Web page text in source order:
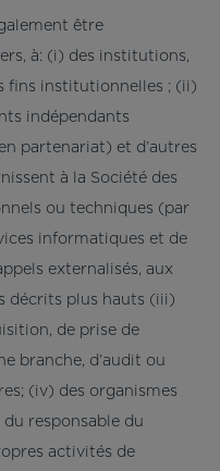
être
à: (i) des institutions,
fins institutionnelles ; (ii)
indépendants
partenariat) et d’autres
à la Société des
ou techniques (par
informatiques et de
externalisés, aux
décrits plus hauts (iii)
de prise de
branche, d’audit ou
(iv) des organismes
du responsable du
activités de